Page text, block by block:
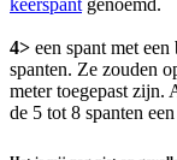
keerspant genoemd.
4> een spant met
spanten. Ze zouden
meter toegepast zijn.
de 5 tot 8 spanten